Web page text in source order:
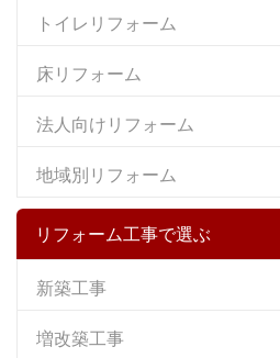
トイレリフォーム
床リフォーム
法人向けリフォーム
地域別リフォーム
リフォーム工事で選ぶ
新築工事
増改築工事